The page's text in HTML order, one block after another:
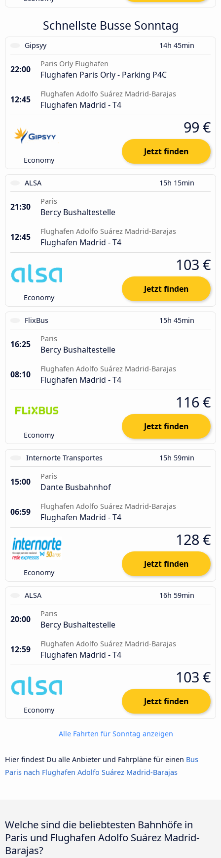
Schnellste Busse Sonntag
Gipsyy 14h 45min
22:00
Paris Orly Flughafen
Flughafen Paris Orly - Parking P4C
12:45
Flughafen Adolfo Suárez Madrid-Barajas
Flughafen Madrid - T4
Economy
99 €
Jetzt finden
ALSA 15h 15min
21:30
Paris
Bercy Bushaltestelle
12:45
Flughafen Adolfo Suárez Madrid-Barajas
Flughafen Madrid - T4
Economy
103 €
Jetzt finden
FlixBus 15h 45min
16:25
Paris
Bercy Bushaltestelle
08:10
Flughafen Adolfo Suárez Madrid-Barajas
Flughafen Madrid - T4
Economy
116 €
Jetzt finden
Internorte Transportes 15h 59min
15:00
Paris
Dante Busbahnhof
06:59
Flughafen Adolfo Suárez Madrid-Barajas
Flughafen Madrid - T4
Economy
128 €
Jetzt finden
ALSA 16h 59min
20:00
Paris
Bercy Bushaltestelle
12:59
Flughafen Adolfo Suárez Madrid-Barajas
Flughafen Madrid - T4
Economy
103 €
Jetzt finden
Alle Fahrten für Sonntag anzeigen
Hier findest Du alle Anbieter und Fahrpläne für einen Bus
Paris nach Flughafen Adolfo Suárez Madrid-Barajas
Welche sind die beliebtesten Bahnhöfe in
Paris und Flughafen Adolfo Suárez Madrid-
Barajas?